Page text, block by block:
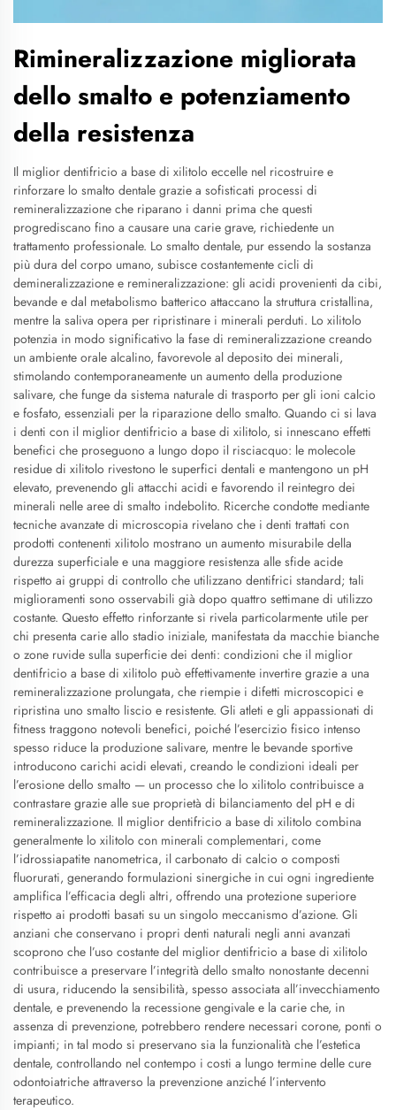
Rimineralizzazione migliorata
dello smalto e potenziamento
della resistenza
Il miglior dentifricio a base di xilitolo eccelle nel ricostruire e
rinforzare lo smalto dentale grazie a sofisticati processi di
remineralizzazione che riparano i danni prima che questi
progrediscano fino a causare una carie grave, richiedente un
trattamento professionale. Lo smalto dentale, pur essendo la sostanza
più dura del corpo umano, subisce costantemente cicli di
demineralizzazione e remineralizzazione: gli acidi provenienti da cibi,
bevande e dal metabolismo batterico attaccano la struttura cristallina,
mentre la saliva opera per ripristinare i minerali perduti. Lo xilitolo
potenzia in modo significativo la fase di remineralizzazione creando
un ambiente orale alcalino, favorevole al deposito dei minerali,
stimolando contemporaneamente un aumento della produzione
salivare, che funge da sistema naturale di trasporto per gli ioni calcio
e fosfato, essenziali per la riparazione dello smalto. Quando ci si lava
i denti con il miglior dentifricio a base di xilitolo, si innescano effetti
benefici che proseguono a lungo dopo il risciacquo: le molecole
residue di xilitolo rivestono le superfici dentali e mantengono un pH
elevato, prevenendo gli attacchi acidi e favorendo il reintegro dei
minerali nelle aree di smalto indebolito. Ricerche condotte mediante
tecniche avanzate di microscopia rivelano che i denti trattati con
prodotti contenenti xilitolo mostrano un aumento misurabile della
durezza superficiale e una maggiore resistenza alle sfide acide
rispetto ai gruppi di controllo che utilizzano dentifrici standard; tali
miglioramenti sono osservabili già dopo quattro settimane di utilizzo
costante. Questo effetto rinforzante si rivela particolarmente utile per
chi presenta carie allo stadio iniziale, manifestata da macchie bianche
o zone ruvide sulla superficie dei denti: condizioni che il miglior
dentifricio a base di xilitolo può effettivamente invertire grazie a una
remineralizzazione prolungata, che riempie i difetti microscopici e
ripristina uno smalto liscio e resistente. Gli atleti e gli appassionati di
fitness traggono notevoli benefici, poiché l’esercizio fisico intenso
spesso riduce la produzione salivare, mentre le bevande sportive
introducono carichi acidi elevati, creando le condizioni ideali per
l’erosione dello smalto — un processo che lo xilitolo contribuisce a
contrastare grazie alle sue proprietà di bilanciamento del pH e di
remineralizzazione. Il miglior dentifricio a base di xilitolo combina
generalmente lo xilitolo con minerali complementari, come
l’idrossiapatite nanometrica, il carbonato di calcio o composti
fluorurati, generando formulazioni sinergiche in cui ogni ingrediente
amplifica l’efficacia degli altri, offrendo una protezione superiore
rispetto ai prodotti basati su un singolo meccanismo d’azione. Gli
anziani che conservano i propri denti naturali negli anni avanzati
scoprono che l’uso costante del miglior dentifricio a base di xilitolo
contribuisce a preservare l’integrità dello smalto nonostante decenni
di usura, riducendo la sensibilità, spesso associata all’invecchiamento
dentale, e prevenendo la recessione gengivale e la carie che, in
assenza di prevenzione, potrebbero rendere necessari corone, ponti o
impianti; in tal modo si preservano sia la funzionalità che l’estetica
dentale, controllando nel contempo i costi a lungo termine delle cure
odontoiatriche attraverso la prevenzione anziché l’intervento
terapeutico.